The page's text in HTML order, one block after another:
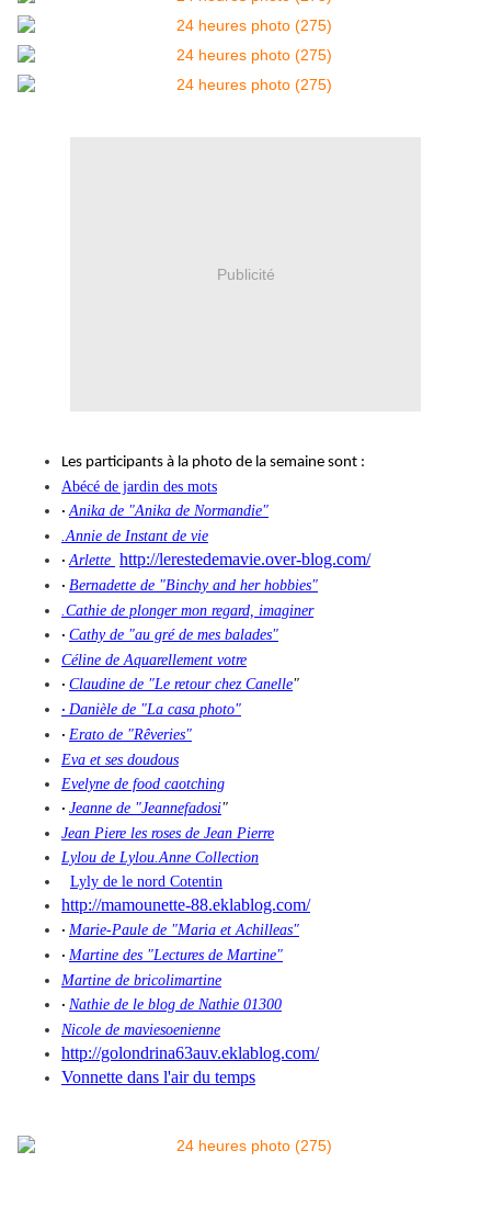
Publicité
Les participants à la photo de la semaine sont :
Abécé de jardin des mots
·Anika de "Anika de Normandie"
.Annie de Instant de vie
·Arlette http://lerestedemavie.over-blog.com/
· Bernadette de "Binchy and her hobbies"
.Cathie de plonger mon regard, imaginer
· Cathy de "au gré de mes balades"
Céline de Aquarellement votre
· Claudine de "Le retour chez Canelle"
· Danièle de "La casa photo"
· Erato de "Rêveries"
Eva et ses doudous
Evelyne de food caotching
· Jeanne de "Jeannefadosi"
Jean Piere les roses de Jean Pierre
Lylou de Lylou.Anne Collection
Lyly de le nord Cotentin
http://mamounette-88.eklablog.com/
· Marie-Paule de "Maria et Achilleas"
· Martine des "Lectures de Martine"
Martine de bricolimartine
· Nathie de le blog de Nathie 01300
Nicole de maviesoenienne
http://golondrina63auv.eklablog.com/
Vonnette dans l'air du temps